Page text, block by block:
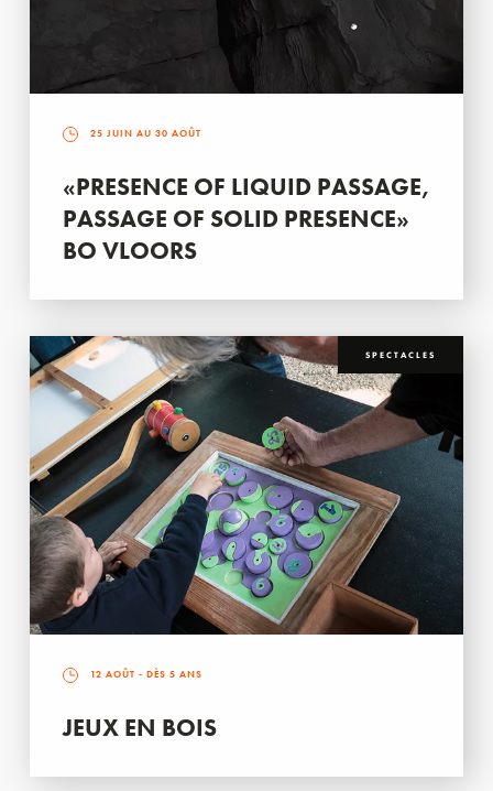
25 JUIN AU 30 AOÛT
«PRESENCE OF LIQUID PASSAGE,
PASSAGE OF SOLID PRESENCE»
BO VLOORS
SPECTACLES
12 AOÛT - DÈS 5 ANS
JEUX EN BOIS